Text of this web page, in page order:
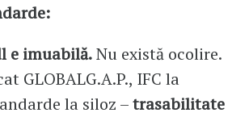
e imuabilă.Nu există ocolire.
GLOBALG.A.P., IFC la
la siloz –trasabilitate